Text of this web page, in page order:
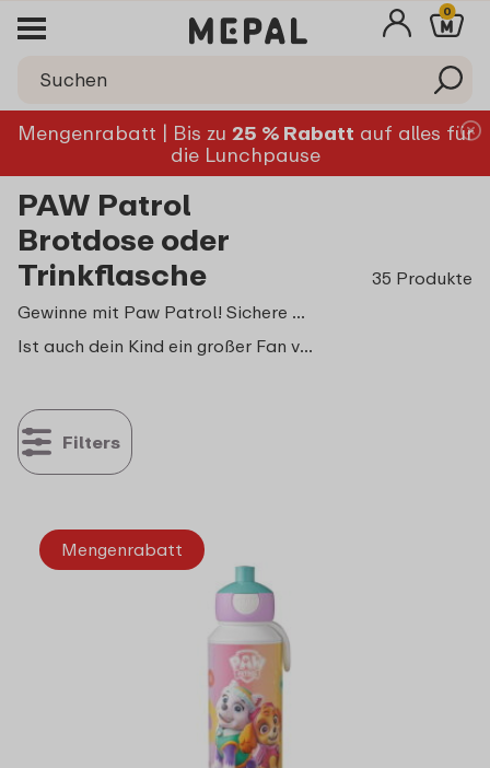
0
Mengenrabatt | Bis zu 25 % Rabatt auf alles für
die Lunchpause
PAW Patrol
Brotdose oder
Trinkflasche
35 Produkte
Gewinne mit Paw Patrol! Sichere dir mit dem Kauf eines Paw Patrol Produkts die Chance auf ein PAW Patrol Kinderfahrrad oder einen Rucksack.
Ist auch dein Kind ein großer Fan von PAW Patrol? Dann ist unser PAW Patrol-Pausenset perfekt für die Schule oder die Verpflegung unterwegs. Mit dem PAW Patrol-Pausenset wird jede Schulpause zu einem ganz besonderen Erlebnis!
Filters
Mengenrabatt